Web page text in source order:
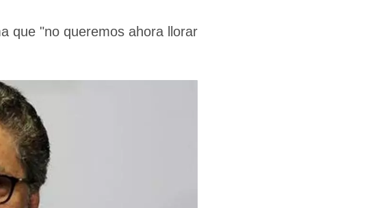
que "no queremos ahora llorar